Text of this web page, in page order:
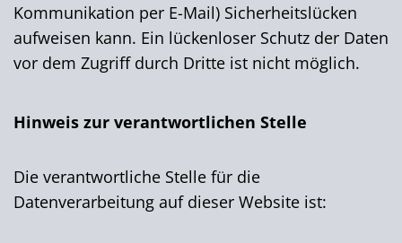
Kommunikation per E-Mail) Sicherheitslücken
aufweisen kann. Ein lückenloser Schutz der Daten
vor dem Zugriff durch Dritte ist nicht möglich.
Hinweis zur verantwortlichen Stelle
Die verantwortliche Stelle für die
Datenverarbeitung auf dieser Website ist: